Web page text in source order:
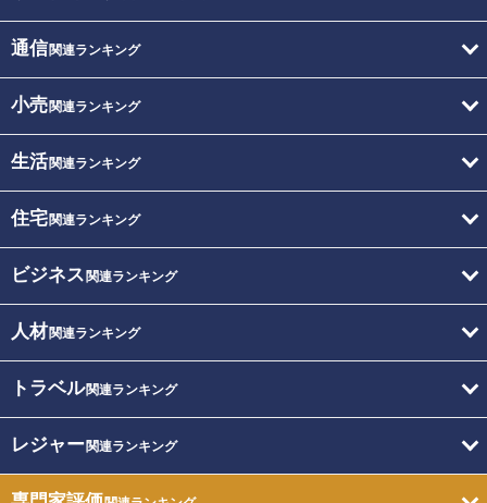
通信関連ランキング
小売関連ランキング
生活関連ランキング
住宅関連ランキング
ビジネス 関連ランキング
人材関連ランキング
トラベル関連ランキング
レジャー関連ランキング